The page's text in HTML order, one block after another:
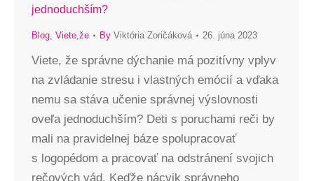
jednoduchším?
Blog, Viete,že By Viktória Zoričáková 26. júna 2023
Viete, že správne dýchanie má pozitívny vplyv
na zvládanie stresu i vlastných emócií a vďaka
nemu sa stáva učenie správnej výslovnosti
oveľa jednoduchším? Deti s poruchami reči by
mali na pravidelnej báze spolupracovať
s logopédom a pracovať na odstránení svojich
rečových vád. Keďže nácvik správneho